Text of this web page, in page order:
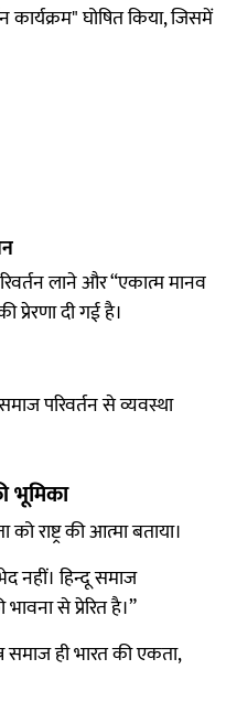
घोषित किया, जिसमें
लाने और “एकात्म मानव
दी गई है।
परिवर्तन से व्यवस्था
भूमिका
राष्ट्र की आत्मा बताया।
नहीं। हिन्दू समाज
से प्रेरित है।”
ही भारत की एकता,